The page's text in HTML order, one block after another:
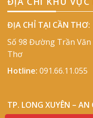
ĐỊA CHỈ TẠI CẦN THƠ:
Số 98 Đường Trần Văn
Thơ
Hotline: 091.66.11.055
TP. LONG XUYÊN – AN